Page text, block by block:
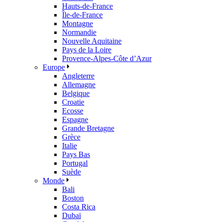
Hauts-de-France
Île-de-France
Montagne
Normandie
Nouvelle Aquitaine
Pays de la Loire
Provence-Alpes-Côte d’Azur
Europe
Angleterre
Allemagne
Belgique
Croatie
Ecosse
Espagne
Grande Bretagne
Grèce
Italie
Pays Bas
Portugal
Suède
Monde
Bali
Boston
Costa Rica
Dubaï